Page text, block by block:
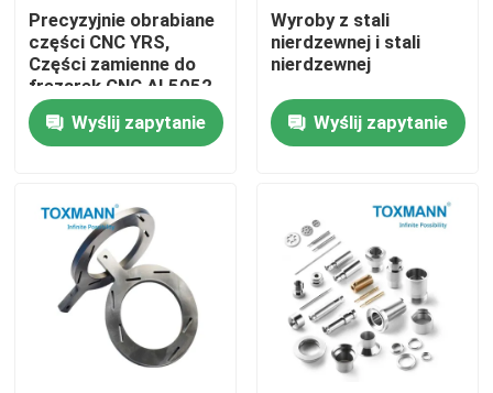
Aktualności
Sprawy
Precyzyjnie obrobione części
Części obrabiane CNC
Obrabiane części metalowe
Maszyna serwoprasowa
Precyzyjnie obrabiane
części CNC YRS,
Części zamienne do
frezarek CNC AL5052
Wyślij zapytanie
Wyroby z stali
nierdzewnej i stali
nierdzewnej
Wyślij zapytanie